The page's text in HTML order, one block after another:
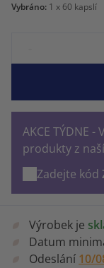
Vybráno: 1 x 60 kapslí
AKCE TÝDNE
produkty z
Zadejte kód
Výrobek je
Datum
Odeslání 10/